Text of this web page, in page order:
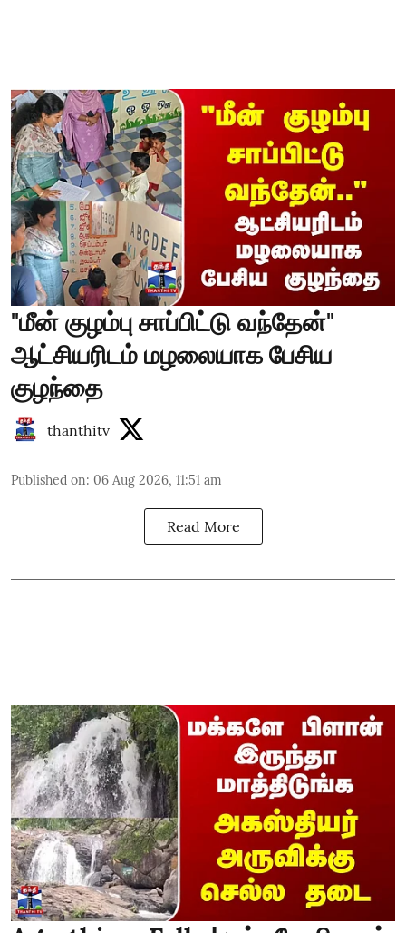
"மீன் குழம்பு சாப்பிட்டு வந்தேன்"
ஆட்சியரிடம் மழலையாக பேசிய
குழந்தை
thanthitv
Published on: 06 Aug 2026, 11:51 am
Read More